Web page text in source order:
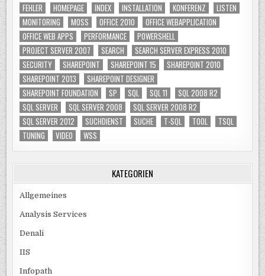
FEHLER
HOMEPAGE INDEX INSTALLATION KONFERENZ
LISTEN
MONITORING
MOSS OFFICE 2010
OFFICE WEBAPPLICATION
OFFICE WEB APPS
PERFORMANCE
POWERSHELL
PROJECT SERVER 2007
SEARCH
SEARCH SERVER EXPRESS 2010
SECURITY
SHAREPOINT SHAREPOINT 15
SHAREPOINT 2010
SHAREPOINT 2013
SHAREPOINT DESIGNER
SHAREPOINT FOUNDATION
SP SQL SQL 11
SQL 2008 R2
SQL SERVER
SQL SERVER 2008
SQL SERVER 2008 R2
SQL SERVER 2012
SUCHDIENST SUCHE T-SQL TOOL
TSQL
TUNING
VIDEO WSS
KATEGORIEN
Allgemeines
Analysis Services
Denali
IIS
Infopath